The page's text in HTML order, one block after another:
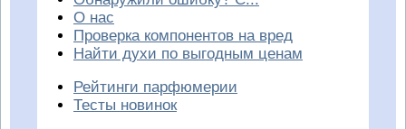
О нас
Проверка компонентов на вред
Найти духи по выгодным ценам
Рейтинги парфюмерии
Тесты новинок